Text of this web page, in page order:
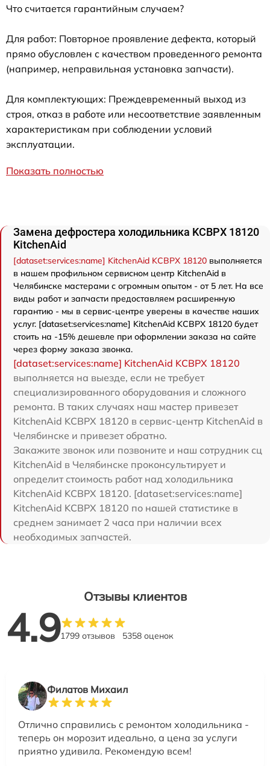
Что считается гарантийным случаем?
Для работ: Повторное проявление дефекта, который
прямо обусловлен с качеством проведенного ремонта
(например, неправильная установка запчасти).
Для комплектующих: Преждевременный выход из
строя, отказ в работе или несоответствие заявленным
характеристикам при соблюдении условий
эксплуатации.
Показать полностью
Замена дефростера холодильника KCBPX 18120
KitchenAid
[dataset:services:name] KitchenAid KCBPX 18120 выполняется
в нашем профильном сервисном центр KitchenAid в
Челябинске мастерами с огромным опытом - от 5 лет. На все
виды работ и запчасти предоставляем расширенную
гарантию - мы в сервис-центре уверены в качестве наших
услуг. [dataset:services:name] KitchenAid KCBPX 18120 будет
стоить на -15% дешевле при оформлении заказа на сайте
через форму заказа звонка.
[dataset:services:name] KitchenAid KCBPX 18120
выполняется на выезде, если не требует
специализированного оборудования и сложного
ремонта. В таких случаях наш мастер привезет
KitchenAid KCBPX 18120 в сервис-центр KitchenAid в
Челябинске и привезет обратно.
Закажите звонок или позвоните и наш сотрудник сц
KitchenAid в Челябинске проконсультирует и
определит стоимость работ над холодильника
KitchenAid KCBPX 18120. [dataset:services:name]
KitchenAid KCBPX 18120 по нашей статистике в
среднем занимает 2 часа при наличии всех
необходимых запчастей.
Отзывы клиентов
4.91799 отзывов 5358 оценок
Филатов Михаил
Отлично справились с ремонтом холодильника -
теперь он морозит идеально, а цена за услуги
приятно удивила. Рекомендую всем!